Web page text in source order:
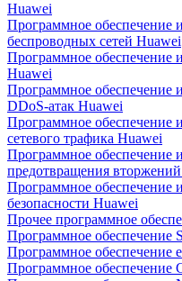
Huawei
Программное обеспечение
беспроводных сетей Huawei
Программное обеспечение
Huawei
Программное обеспечение
DDoS-атак Huawei
Программное обеспечение
сетевого трафика Huawei
Программное обеспечение
предотвращения
Программное обеспечение
безопасности Huawei
Прочее программное
Программное обеспечение
Программное обеспечение
Программное обеспечение